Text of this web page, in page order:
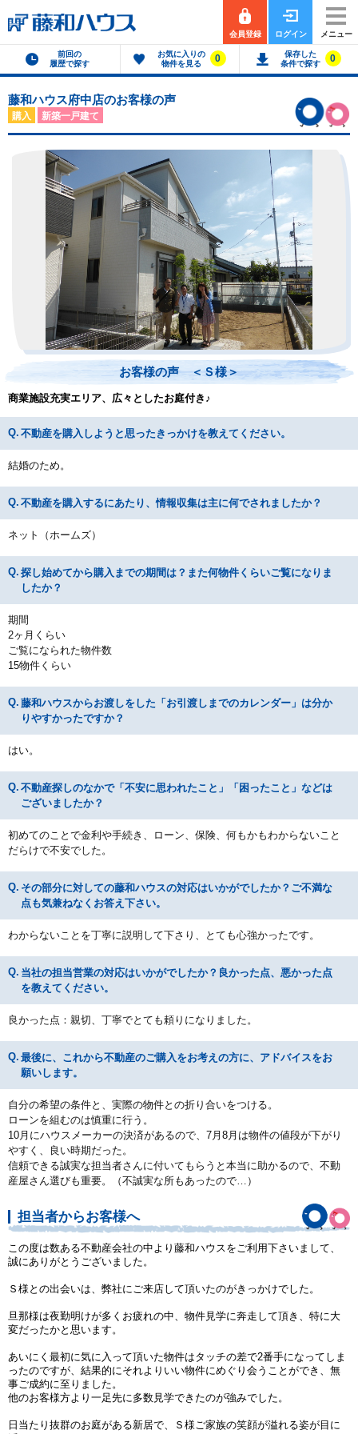
会員登録 ログイン メニュー
前回の
履歴で探す
お気に入りの
物件を見る
0
保存した
条件で探す
0
藤和ハウス府中店のお客様の声
購入 新築一戸建て
お客様の声 ＜Ｓ様＞
商業施設充実エリア、広々としたお庭付き♪
不動産を購入しようと思ったきっかけを教えてください。
結婚のため。
不動産を購入するにあたり、情報収集は主に何でされましたか？
ネット（ホームズ）
探し始めてから購入までの期間は？また何物件くらいご覧になりま
したか？
期間
2ヶ月くらい
ご覧になられた物件数
15物件くらい
藤和ハウスからお渡しをした「お引渡しまでのカレンダー」は分か
りやすかったですか？
はい。
不動産探しのなかで「不安に思われたこと」「困ったこと」などは
ございましたか？
初めてのことで金利や手続き、ローン、保険、何もかもわからないこと
だらけで不安でした。
その部分に対しての藤和ハウスの対応はいかがでしたか？ご不満な
点も気兼ねなくお答え下さい。
わからないことを丁寧に説明して下さり、とても心強かったです。
当社の担当営業の対応はいかがでしたか？良かった点、悪かった点
を教えてください。
良かった点：親切、丁寧でとても頼りになりました。
最後に、これから不動産のご購入をお考えの方に、アドバイスをお
願いします。
自分の希望の条件と、実際の物件との折り合いをつける。
ローンを組むのは慎重に行う。
10月にハウスメーカーの決済があるので、7月8月は物件の値段が下がり
やすく、良い時期だった。
信頼できる誠実な担当者さんに付いてもらうと本当に助かるので、不動
産屋さん選びも重要。（不誠実な所もあったので…）
担当者からお客様へ
この度は数ある不動産会社の中より藤和ハウスをご利用下さいまして、
誠にありがとうございました。
Ｓ様との出会いは、弊社にご来店して頂いたのがきっかけでした。
旦那様は夜勤明けが多くお疲れの中、物件見学に奔走して頂き、特に大
変だったかと思います。
あいにく最初に気に入って頂いた物件はタッチの差で2番手になってしま
ったのですが、結果的にそれよりいい物件にめぐり会うことができ、無
事ご成約に至りました。
他のお客様方より一足先に多数見学できたのが強みでした。
日当たり抜群のお庭がある新居で、Ｓ様ご家族の笑顔が溢れる姿が目に